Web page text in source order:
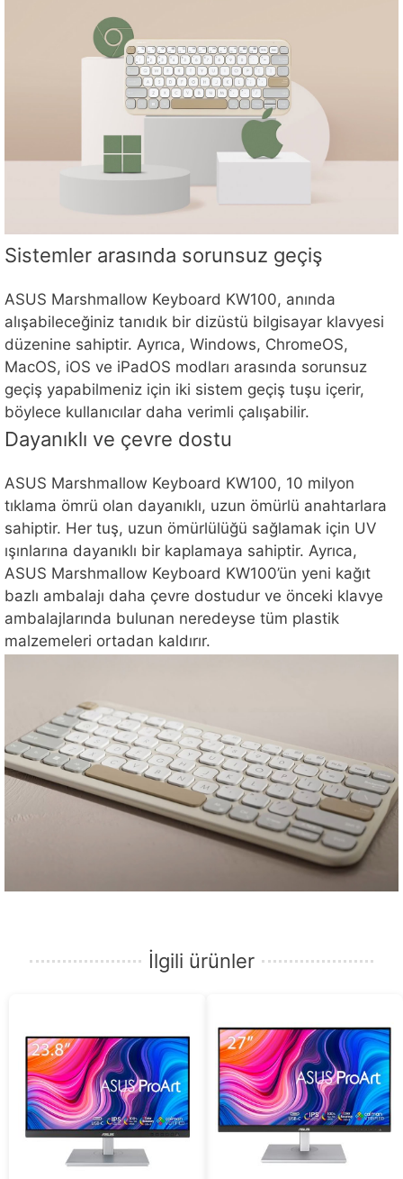
Sistemler arasında sorunsuz geçiş
ASUS Marshmallow Keyboard KW100, anında
alışabileceğiniz tanıdık bir dizüstü bilgisayar klavyesi
düzenine sahiptir. Ayrıca, Windows, ChromeOS,
MacOS, iOS ve iPadOS modları arasında sorunsuz
geçiş yapabilmeniz için iki sistem geçiş tuşu içerir,
böylece kullanıcılar daha verimli çalışabilir.
Dayanıklı ve çevre dostu
ASUS Marshmallow Keyboard KW100, 10 milyon
tıklama ömrü olan dayanıklı, uzun ömürlü anahtarlara
sahiptir. Her tuş, uzun ömürlülüğü sağlamak için UV
ışınlarına dayanıklı bir kaplamaya sahiptir. Ayrıca,
ASUS Marshmallow Keyboard KW100’ün yeni kağıt
bazlı ambalajı daha çevre dostudur ve önceki klavye
ambalajlarında bulunan neredeyse tüm plastik
malzemeleri ortadan kaldırır.
İlgili ürünler